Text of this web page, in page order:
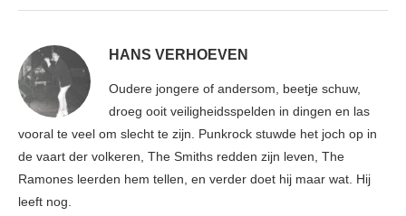
HANS VERHOEVEN
Oudere jongere of andersom, beetje schuw,
droeg ooit veiligheidsspelden in dingen en las
vooral te veel om slecht te zijn. Punkrock stuwde het joch op in
de vaart der volkeren, The Smiths redden zijn leven, The
Ramones leerden hem tellen, en verder doet hij maar wat. Hij
leeft nog.